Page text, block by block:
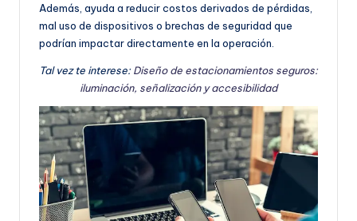
Además, ayuda a reducir costos derivados de pérdidas,
mal uso de dispositivos o brechas de seguridad que
podrían impactar directamente en la operación.
Tal vez te interese:Diseño de estacionamientos seguros:
iluminación, señalización y accesibilidad